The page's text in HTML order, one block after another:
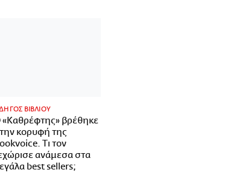
ΒΙΒΛΙΟΥ
βρέθηκε
κορυφή της
Τι τον
ανάμεσα στα
best sellers;